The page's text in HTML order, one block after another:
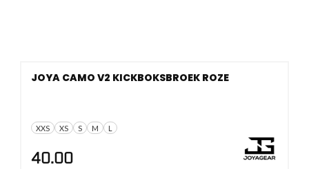
XXS XS S M L
JOYA CAMO V2 KICKBOKSBROEK ROZE
40.00